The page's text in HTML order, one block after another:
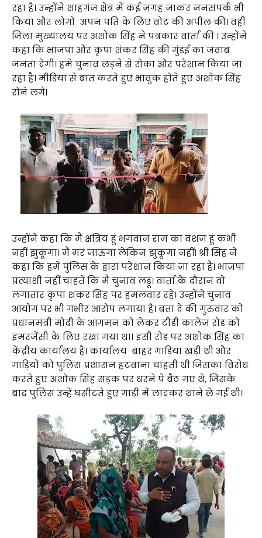
रहा है। उन्होंने शाहगंज क्षेत्र में कई जगह जाकर जनसंपर्क भी
किया और लोगो अपन पति के लिए वोट की अपील की। वही
जिला मुख्यालय पर अशोक सिंह ने पत्रकार वार्ता की । उन्होंने
कहा कि भाजपा और कृपा शंकर सिंह की गुंडई का जवाब
जनता देगी। हमे चुनाव लड़ने से रोका और परेशान किया जा
रहा है। मीडिया से बात करते हुए भावुक होते हुए अशोक सिंह
रोने लगे।
उन्होंने कहा कि मैं क्षत्रिय हूं भगवान राम का वंशज हूं कभी
नहीं झुकूंगा। मैं मर जाऊंगा लेकिन झुकूंगा नहीं। श्री सिंह ने
कहा कि हमें पुलिस के द्वारा परेशान किया जा रहा है। भाजपा
प्रत्याशी नहीं चाहते कि मैं चुनाव लडू। वार्ता के दौरान वो
लगातार कृपा शंकर सिंह पर हमलवार रहे। उन्होंने चुनाव
आयोग पर भी गंभीर आरोप लगाया है। बता दे की गुरुवार को
प्रधानमंत्री मोदी के आगमन को लेकर टीडी कालेज रोड को
इमरजेंसी के लिए रखा गया था। इसी रोड पर अशोक सिंह का
केंद्रीय कार्यालय है। कार्यालय बाहर गाड़िया खड़ी थी और
गाड़ियों को पुलिस प्रशासन हटवाना चाहती थी जिसका विरोध
करते हुए अशोक सिंह सड़क पर धरने पे बैठ गए थे, जिसके
बाद पुलिस उन्हें घसीटते हुए गाड़ी में लादकर थाने ले गई थी।